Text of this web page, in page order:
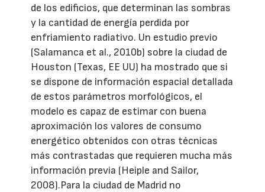
de los edificios, que determinan las sombras
y la cantidad de energía perdida por
enfriamiento radiativo. Un estudio previo
(Salamanca et al., 2010b) sobre la ciudad de
Houston (Texas, EE UU) ha mostrado que si
se dispone de información espacial detallada
de estos parámetros morfológicos, el
modelo es capaz de estimar con buena
aproximación los valores de consumo
energético obtenidos con otras técnicas
más contrastadas que requieren mucha más
información previa (Heiple and Sailor,
2008).Para la ciudad de Madrid no